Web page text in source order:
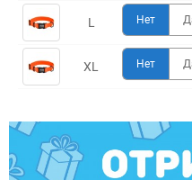
L Нет
XL Нет